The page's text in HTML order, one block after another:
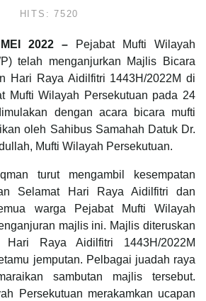
HITS: 7520
2022 –
Pejabat Mufti Wilayah
telah menganjurkan Majlis Bicara
Hari Raya Aidilfitri 1443H/2022M di
Mufti Wilayah Persekutuan pada 24
dengan acara bicara mufti
oleh Sahibus Samahah Datuk Dr.
Mufti Wilayah Persekutuan.
turut mengambil kesempatan
Selamat Hari Raya Aidilfitri dan
warga Pejabat Mufti Wilayah
majlis ini. Majlis diteruskan
Hari Raya Aidilfitri 1443H/2022M
jemputan. Pelbagai juadah raya
sambutan majlis tersebut.
Persekutuan merakamkan ucapan